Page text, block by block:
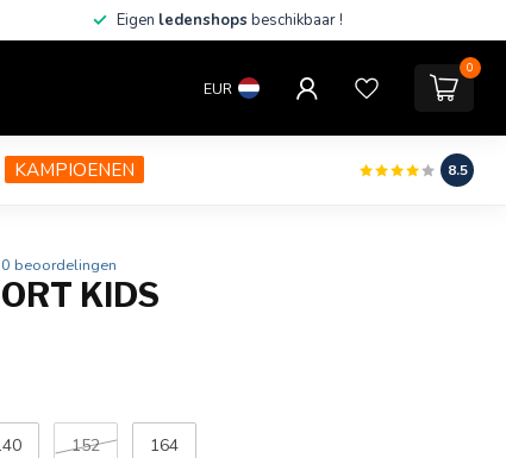
Eigen ledenshops beschikbaar !
EUR
0
KAMPIOENEN 8.5
0 beoordelingen
KIDS
152 164